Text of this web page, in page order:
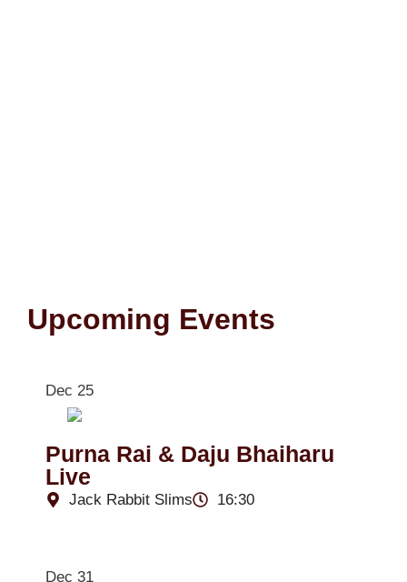
Upcoming Events
Dec 25
Purna Rai & Daju Bhaiharu
Live
Jack Rabbit Slims 16:30
Dec 31